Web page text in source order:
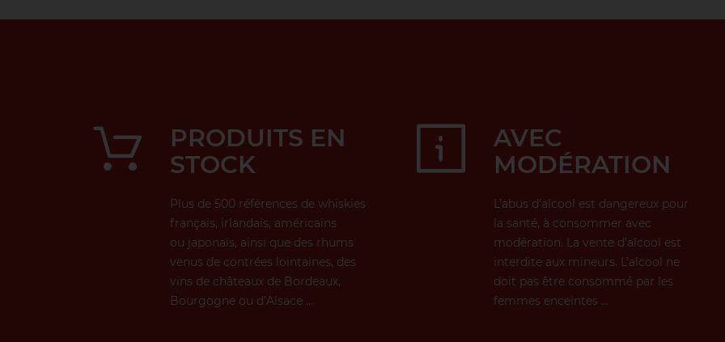
PRODUITS EN
STOCK
Plus de 500 références de whiskies
français, irlandais, américains
ou japonais, ainsi que des rhums
venus de contrées lointaines, des
vins de châteaux de Bordeaux,
Bourgogne ou d’Alsace ...
AVEC
MODÉRATION
L’abus d’alcool est dangereux pour
la santé, à consommer avec
modération. La vente d’alcool est
interdite aux mineurs. L’alcool ne
doit pas être consommé par les
femmes enceintes ...